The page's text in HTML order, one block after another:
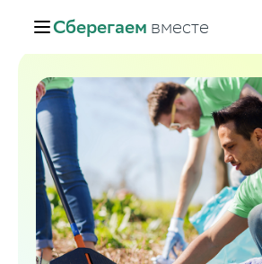
Сберегаем вместе